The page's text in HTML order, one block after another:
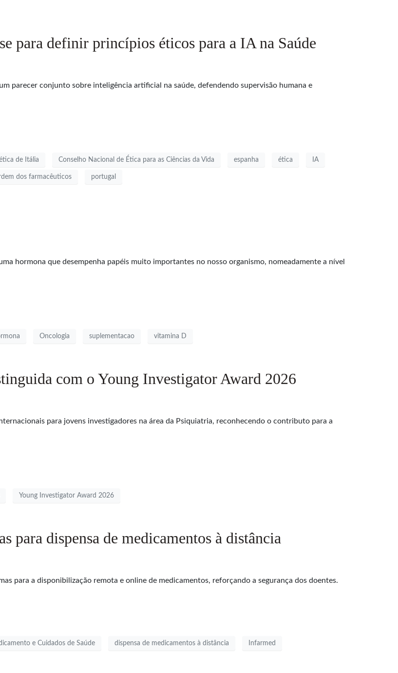
para definir princípios éticos para a IA na Saúde
parecer conjunto sobre inteligência artificial na saúde, defendendo supervisão humana e
de Itália Conselho Nacional de Ética para as Ciências da Vida espanha ética IA
dos farmacêuticos portugal
hormona que desempenha papéis muito importantes no nosso organismo, nomeadamente a nível
Oncologia suplementacao vitamina D
com o Young Investigator Award 2026
para jovens investigadores na área da Psiquiatria, reconhecendo o contributo para a
Young Investigator Award 2026
para dispensa de medicamentos à distância
para a disponibilização remota e online de medicamentos, reforçando a segurança dos doentes.
e Cuidados de Saúde dispensa de medicamentos à distância Infarmed